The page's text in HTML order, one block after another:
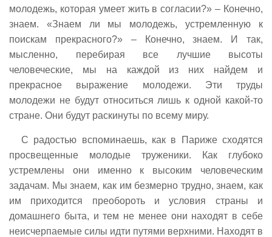
молодежь, которая умеет жить в согласии?» – Конечно,
знаем. «Знаем ли мы молодежь, устремленную к
поискам прекрасного?» – Конечно, знаем. И так,
мысленно, перебирая все лучшие высоты
человеческие, мы на каждой из них найдем и
прекрасное выражение молодежи. Эти труды
молодежи не будут относиться лишь к одной какой-то
стране. Они будут раскинуты по всему миру.
С радостью вспоминаешь, как в Париже сходятся
просвещенные молодые труженики. Как глубоко
устремлены они именно к высоким человеческим
задачам. Мы знаем, как им безмерно трудно, знаем, как
им приходится преобороть и условия страны и
домашнего быта, и тем не менее они находят в себе
неисчерпаемые силы идти путями верхними. Находят в